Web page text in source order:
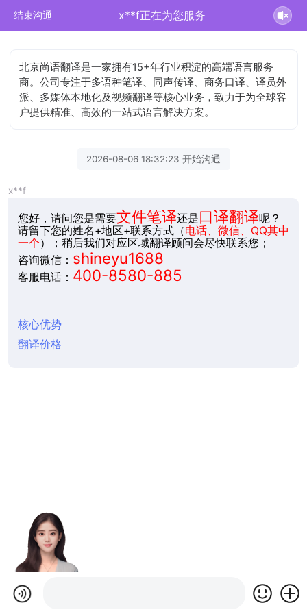
结束沟通 x**f正在为您服务
北京尚语翻译是一家拥有15+年行业积淀的高端语言服务
商。公司专注于多语种笔译、同声传译、商务口译、译员外
派、多媒体本地化及视频翻译等核心业务，致力于为全球客
户提供精准、高效的一站式语言解决方案。
2026-08-06 18:32:23 开始沟通
x**f
您好，请问您是需要文件笔译还是口译翻译呢？
请留下您的姓名+地区+联系方式（电话、微信、QQ其中
一个）；稍后我们对应区域翻译顾问会尽快联系您；
咨询微信： shineyu1688
客服电话： 400-8580-885
核心优势
翻译价格